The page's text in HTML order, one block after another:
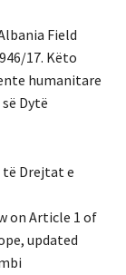
Field
17. Këto
humanitare
Dytë
të Drejtat e
on Article 1 of
updated